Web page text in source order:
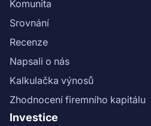
Komunita
Srovnání
Recenze
Napsali o nás
Kalkulačka výnosů
Zhodnocení firemního kapitálu
Investice